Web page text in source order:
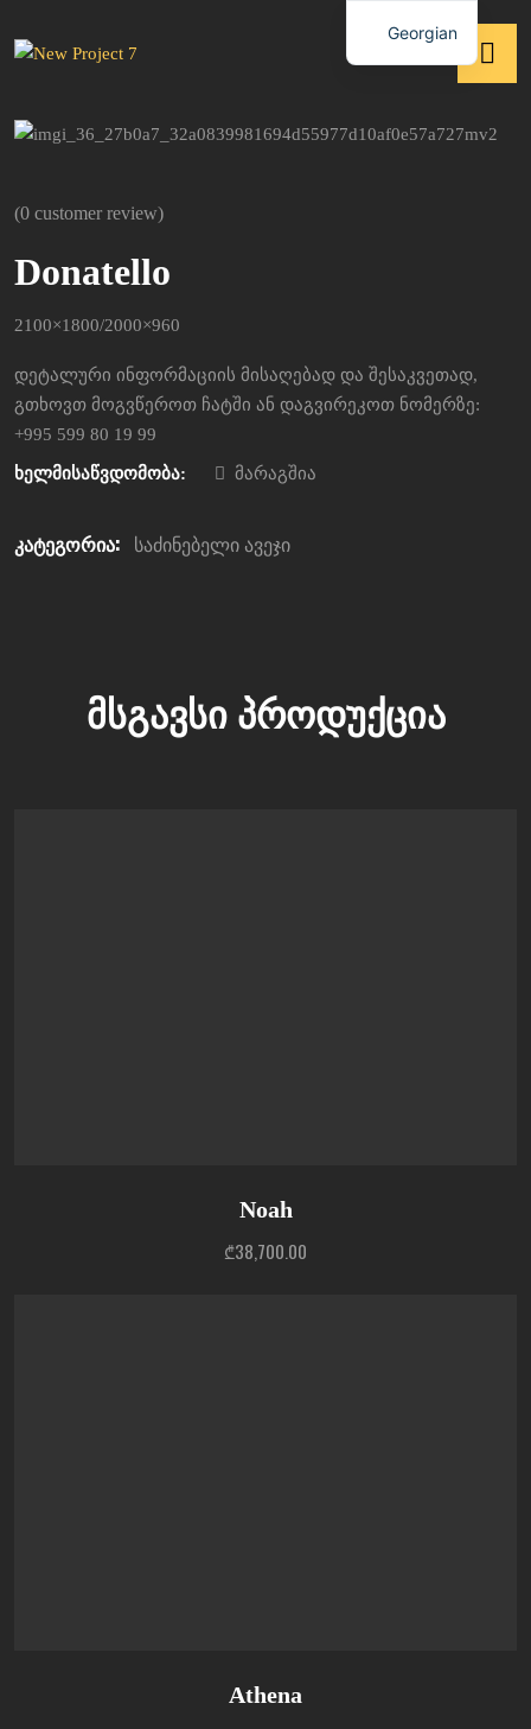
(0 customer review)
Donatello
2100×1800/2000×960
დეტალური ინფორმაციის მისაღებად და შესაკვეთად,
გთხოვთ მოგვწეროთ ჩატში ან დაგვირეკოთ ნომერზე:
+995 599 80 19 99
ხელმისაწვდომობა: მარაგშია
კატეგორია: საძინებელი ავეჯი
ᲛᲡᲒᲐᲕᲡᲘ ᲞᲠᲝᲓᲣᲥᲪᲘᲐ
Noah
₾38,700.00
Athena
Georgian